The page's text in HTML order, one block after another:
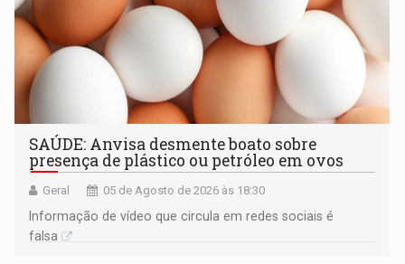
SAÚDE: Anvisa desmente boato sobre
presença de plástico ou petróleo em ovos
Geral 05 de Agosto de 2026 às 18:30
Informação de vídeo que circula em redes sociais é
falsa